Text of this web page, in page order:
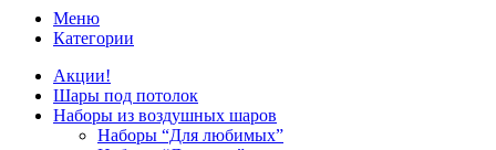
Меню
Категории
Акции!
Шары под потолок
Наборы из воздушных шаров
Наборы “Для любимых”